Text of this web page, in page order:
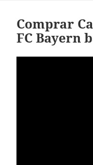
Comprar
FC Bayern